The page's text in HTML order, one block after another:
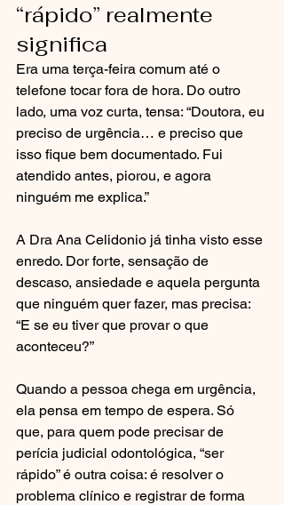
“rápido” realmente
significa
Era uma terça-feira comum até o
telefone tocar fora de hora. Do outro
lado, uma voz curta, tensa: “Doutora, eu
preciso de urgência… e preciso que
isso fique bem documentado. Fui
atendido antes, piorou, e agora
ninguém me explica.”
A Dra Ana Celidonio já tinha visto esse
enredo. Dor forte, sensação de
descaso, ansiedade e aquela pergunta
que ninguém quer fazer, mas precisa:
“E se eu tiver que provar o que
aconteceu?”
Quando a pessoa chega em urgência,
ela pensa em tempo de espera. Só
que, para quem pode precisar de
perícia judicial odontológica, “ser
rápido” é outra coisa: é resolver o
problema clínico e registrar de forma